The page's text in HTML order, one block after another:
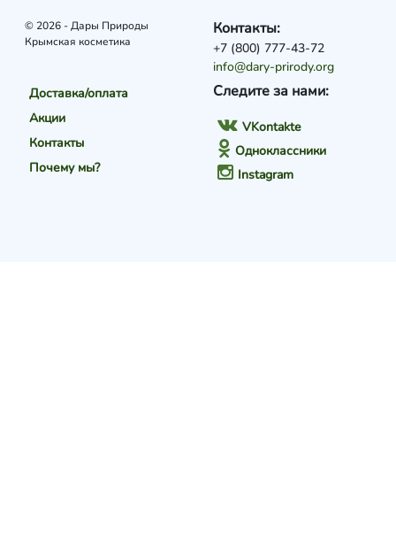
© 2026 - Дары Природы
Крымская косметика
Доставка/оплата
Акции
Контакты
Почему мы?
Следите за нами:
VKontakte
Одноклассники
Instagram
Контакты:
+7 (800) 777-43-72
info@dary-prirody.org